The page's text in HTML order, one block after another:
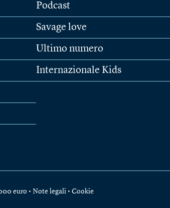
Podcast
Savage love
Ultimo numero
Internazionale Kids
euro • Note legali • Cookie